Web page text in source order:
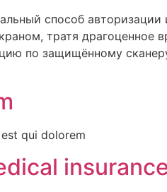
способ
тратя драгоценное
по защищённому
qui dolorem